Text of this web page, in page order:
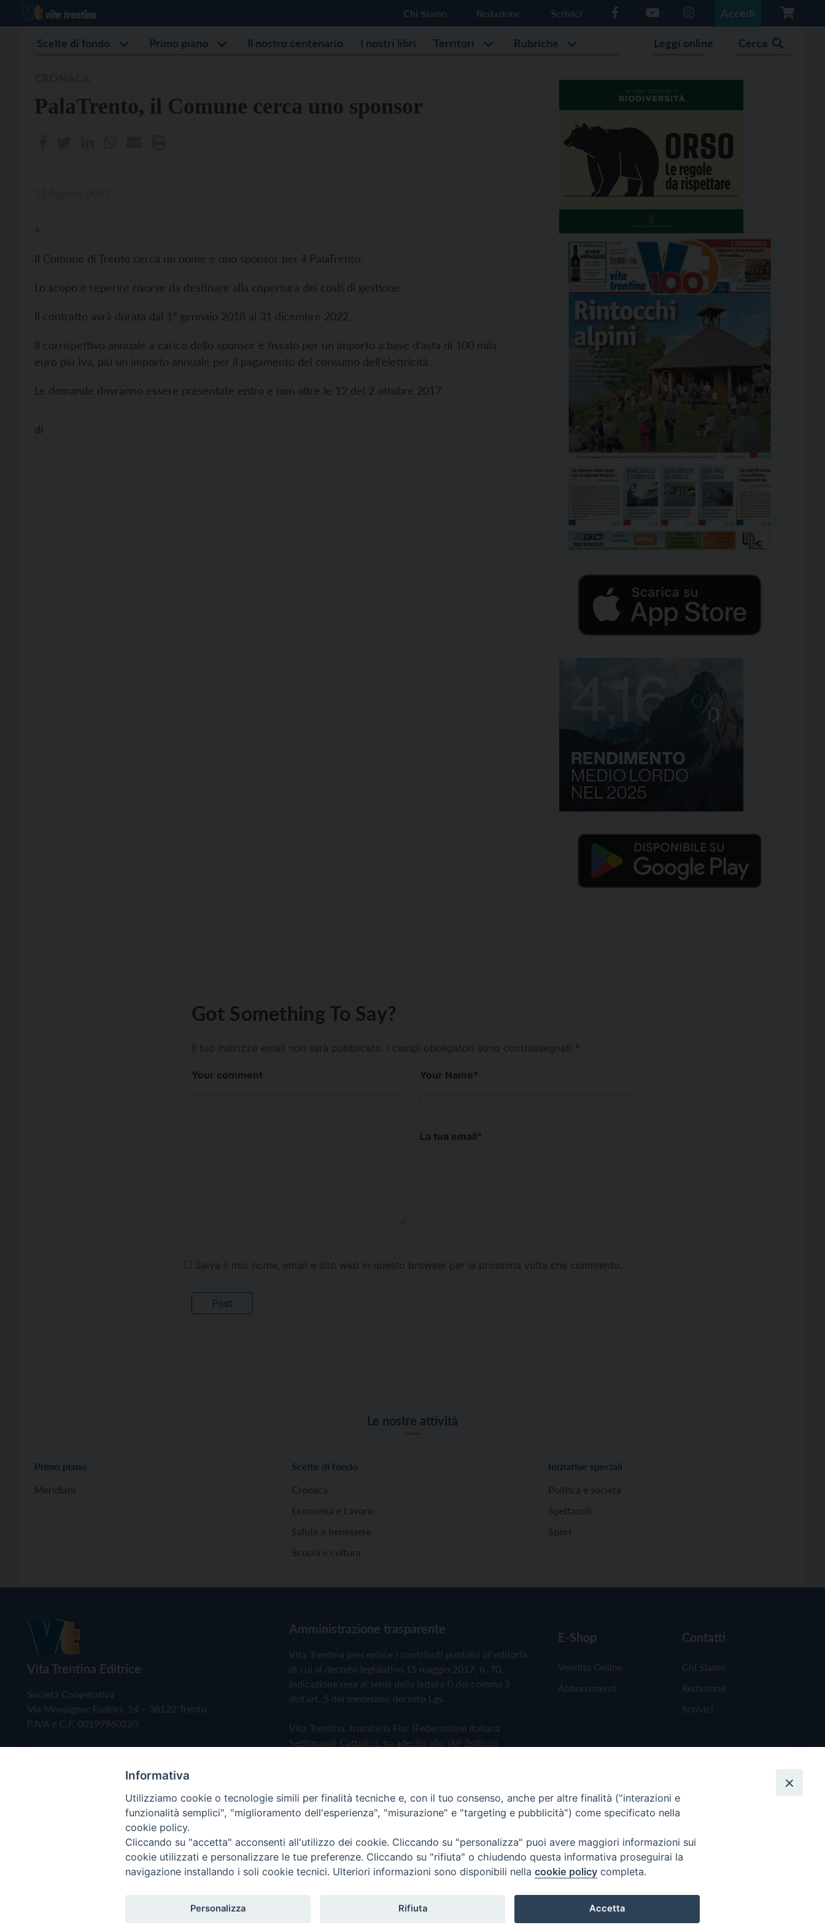
Chi Siamo Redazione Scrivici Accedi
Scelte di fondo Primo piano Il nostro centenario I nostri libri Territori Rubriche Leggi online Cerca
PalaTrento, il Comune cerca uno sponsor
>
Il Comune di Trento cerca un nome e uno sponsor per il PalaTrento.
Lo scopo è reperire risorse da destinare alla copertura dei costi di gestione.
Il contratto avrà durata dal 1° gennaio 2018 al 31 dicembre 2022.
Il corrispettivo annuale a carico dello sponsor è fissato per un importo a base d’asta di 100 mila
euro più Iva, più un importo annuale per il pagamento del consumo dell’elettricità.
Le domande dovranno essere presentate entro e non oltre le 12 del 2 ottobre 2017.
di
Got Something To Say?
Il tuo indirizzo email non sarà pubblicato. I campi obbligatori sono contrassegnati *
Your comment Your Name*
La tua email*
Salva il mio nome, email e sito web in questo browser per la prossima volta che commento.
Le nostre attività
Primo piano
Meridiani
Scelte di fondo
Cronaca
Economia e Lavoro
Salute e benessere
Scuola e cultura
Iniziative speciali
Politica e società
Spettacoli
Sport
Vita Trentina Editrice
Società Cooperativa
Via Monsignor Endrici, 14 – 38122 Trento
P.IVA e C.F. 00199960220
Amministrazione trasparente
Vita Trentina percepisce i contributi pubblici all'editoria
di cui al decreto legislativo 15 maggio 2017, n. 70.
Indicazione resa ai sensi della lettera f) del comma 2
dell'art. 5 del medesimo decreto Lgs.
Vita Trentina, tramite la Fisc (Federazione Italiana
Settimanali Cattolici), ha aderito allo IAP (Istituto
Privacy Policy Cookie Policy
E-Shop
Vendita Online
Abbonamenti
Contatti
Chi Siamo
Redazione
Scrivici
Copyright © 2019 - Tutti i diritti riservati - Vita Trentina Editrice
Informativa
Utilizziamo cookie o tecnologie simili per finalità tecniche e, con il tuo consenso, anche per altre finalità ("interazioni e
funzionalità semplici", "miglioramento dell'esperienza", "misurazione" e "targeting e pubblicità") come specificato nella
cookie policy.
Cliccando su "accetta" acconsenti all'utilizzo dei cookie. Cliccando su "personalizza" puoi avere maggiori informazioni sui
cookie utilizzati e personalizzare le tue preferenze. Cliccando su "rifiuta" o chiudendo questa informativa proseguirai la
navigazione installando i soli cookie tecnici. Ulteriori informazioni sono disponibili nella cookie policy completa.
Personalizza Rifiuta Accetta